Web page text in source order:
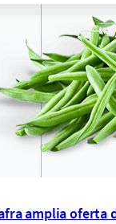
amplia oferta